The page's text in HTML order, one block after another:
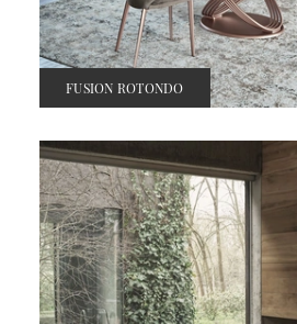
FUSION ROTONDO